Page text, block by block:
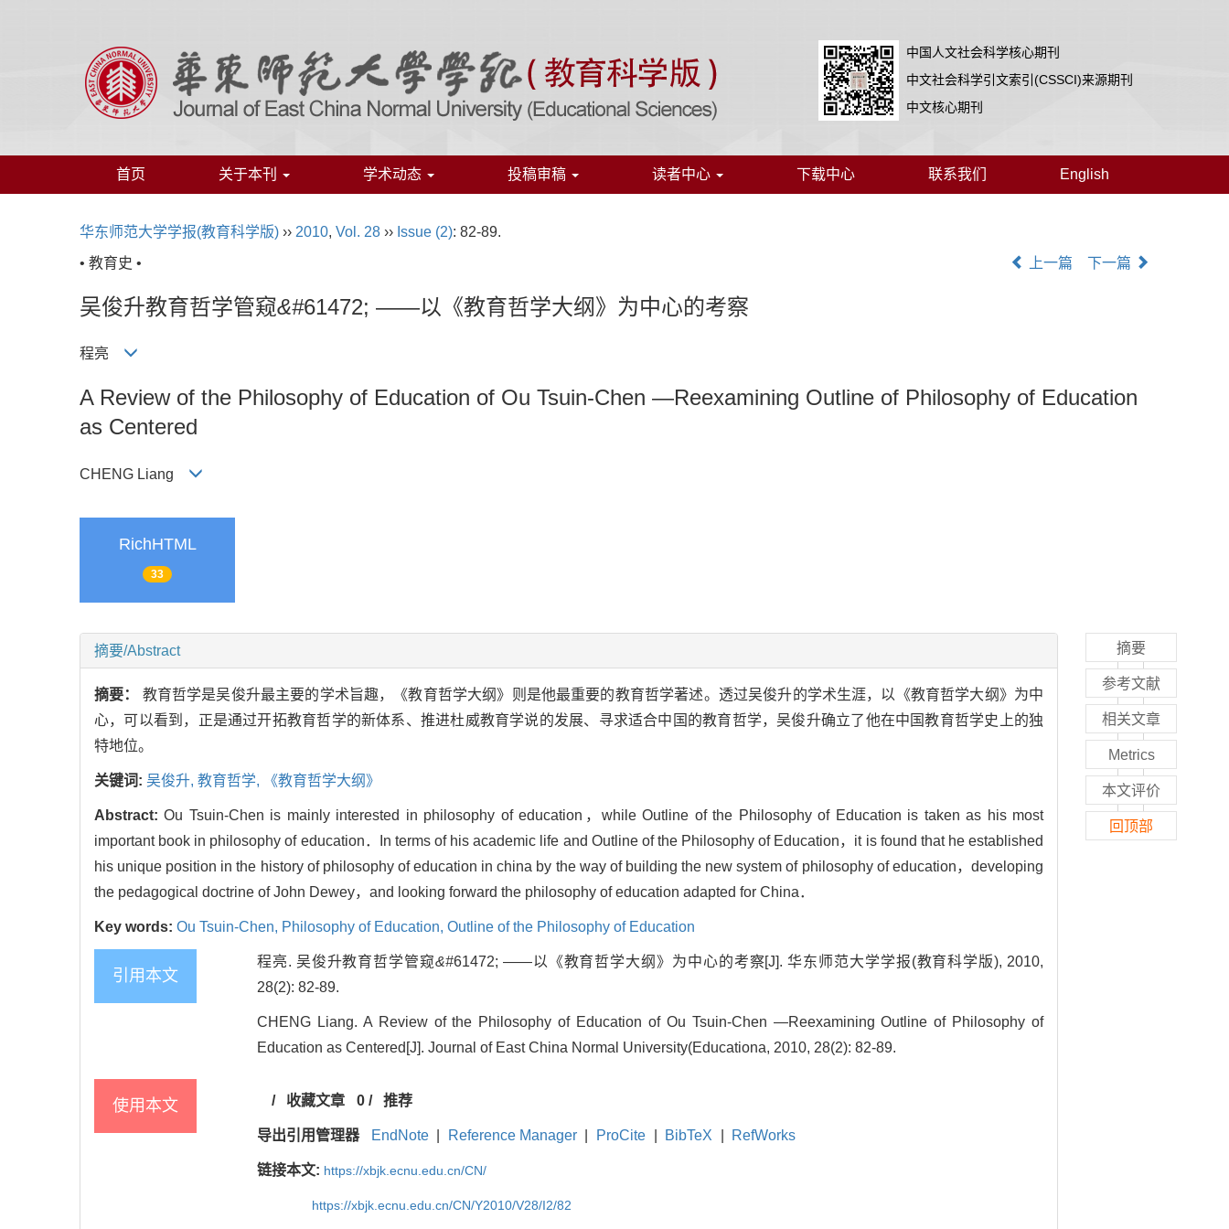
中国人文社会科学核心期刊
中文社会科学引文索引(CSSCI)来源期刊
中文核心期刊
首页 关于本刊 学术动态 投稿审稿 读者中心 下载中心 联系我们 English
华东师范大学学报(教育科学版) ›› 2010, Vol. 28 ›› Issue (2): 82-89.
• 教育史 •
上一篇 下一篇
吴俊升教育哲学管窥&#61472; ——以《教育哲学大纲》为中心的考察
程亮
A Review of the Philosophy of Education of Ou Tsuin-Chen —Reexamining Outline of Philosophy of Education
as Centered
CHENG Liang
RichHTML
33
摘要/Abstract
摘要： 教育哲学是吴俊升最主要的学术旨趣，《教育哲学大纲》则是他最重要的教育哲学著述。透过吴俊升的学术生涯，以《教育哲学大纲》为中
心，可以看到，正是通过开拓教育哲学的新体系、推进杜威教育学说的发展、寻求适合中国的教育哲学，吴俊升确立了他在中国教育哲学史上的独
特地位。
关键词: 吴俊升, 教育哲学, 《教育哲学大纲》
Abstract:Ou Tsuin-Chen is mainly interested in philosophy of education，while Outline of the Philosophy of Education is taken as his most
important book in philosophy of education．In terms of his academic life and Outline of the Philosophy of Education，it is found that he established
his unique position in the history of philosophy of education in china by the way of building the new system of philosophy of education，developing
the pedagogical doctrine of John Dewey，and looking forward the philosophy of education adapted for China．
Key words: Ou Tsuin-Chen, Philosophy of Education, Outline of the Philosophy of Education
引用本文
程亮. 吴俊升教育哲学管窥&#61472; ——以《教育哲学大纲》为中心的考察[J]. 华东师范大学学报(教育科学版), 2010,
28(2): 82-89.
CHENG Liang. A Review of the Philosophy of Education of Ou Tsuin-Chen —Reexamining Outline of Philosophy of
Education as Centered[J]. Journal of East China Normal University(Educationa, 2010, 28(2): 82-89.
使用本文 / 收藏文章 0/ 推荐
导出引用管理器 EndNote Reference Manager ProCite BibTeX RefWorks
链接本文: https://xbjk.ecnu.edu.cn/CN/
https://xbjk.ecnu.edu.cn/CN/Y2010/V28/I2/82
摘要
参考文献
相关文章
Metrics
本文评价
回顶部